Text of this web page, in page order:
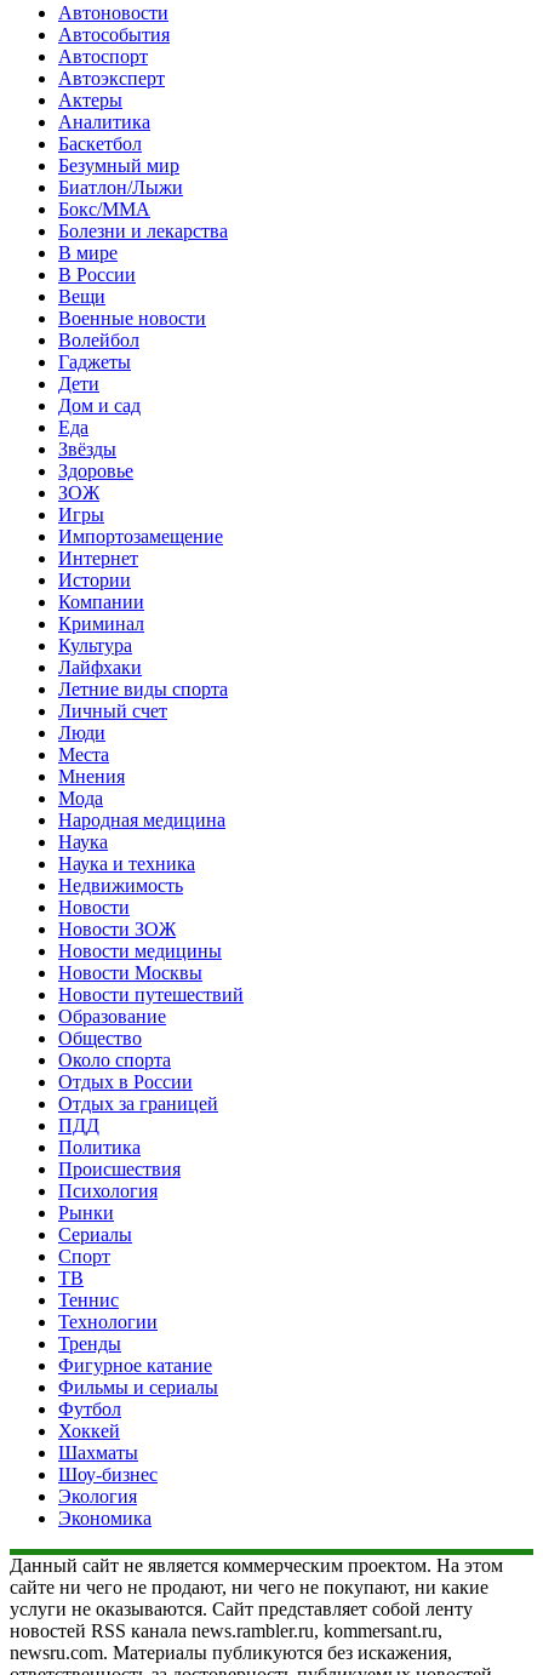
Автоновости
Автособытия
Автоспорт
Автоэксперт
Актеры
Аналитика
Баскетбол
Безумный мир
Биатлон/Лыжи
Бокс/MMA
Болезни и лекарства
В мире
В России
Вещи
Военные новости
Волейбол
Гаджеты
Дети
Дом и сад
Еда
Звёзды
Здоровье
ЗОЖ
Игры
Импортозамещение
Интернет
Истории
Компании
Криминал
Культура
Лайфхаки
Летние виды спорта
Личный счет
Люди
Места
Мнения
Мода
Народная медицина
Наука
Наука и техника
Недвижимость
Новости
Новости ЗОЖ
Новости медицины
Новости Москвы
Новости путешествий
Образование
Общество
Около спорта
Отдых в России
Отдых за границей
ПДД
Политика
Происшествия
Психология
Рынки
Сериалы
Спорт
ТВ
Теннис
Технологии
Тренды
Фигурное катание
Фильмы и сериалы
Футбол
Хоккей
Шахматы
Шоу-бизнес
Экология
Экономика
Данный сайт не является коммерческим проектом. На этом
сайте ни чего не продают, ни чего не покупают, ни какие
услуги не оказываются. Сайт представляет собой ленту
новостей RSS канала news.rambler.ru, kommersant.ru,
newsru.com. Материалы публикуются без искажения,